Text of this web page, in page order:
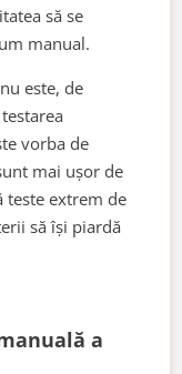
să se
manual.
este, de
vorba de
mai ușor de
teste extrem de
să își piardă
a